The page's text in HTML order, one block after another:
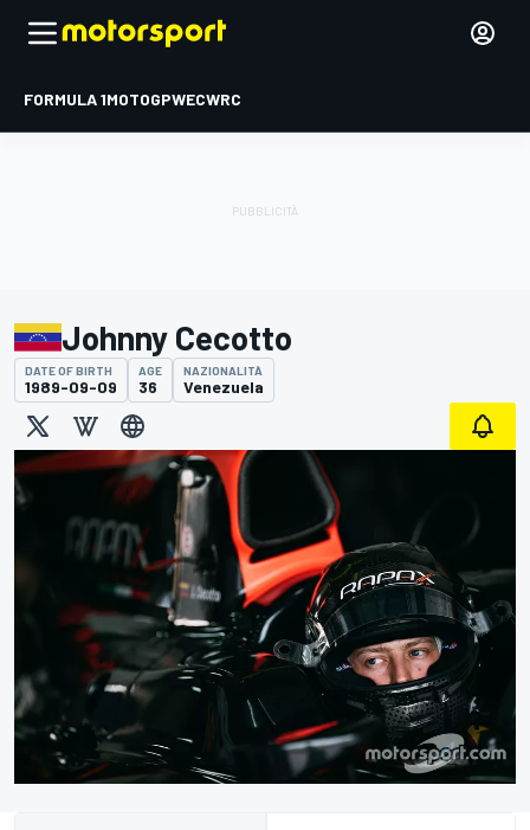
FORMULA 1MOTOGPWECWRC
Johnny Cecotto
DATE OF BIRTH
1989-09-09
AGE
36
NAZIONALITÀ
Venezuela